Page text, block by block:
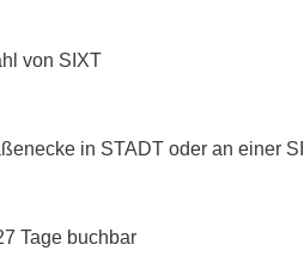
von SIXT
in STADT oder an einer
Tage buchbar